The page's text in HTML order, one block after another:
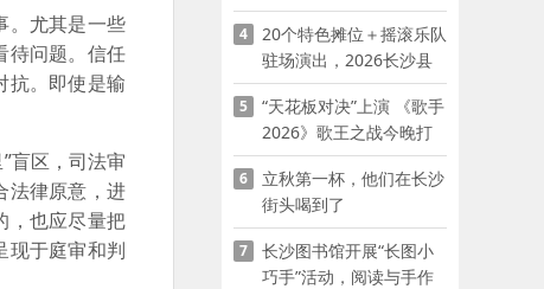
。尤其是一些
待问题。信任
抗。即使是输
盲区，司法审
法律原意，进
，也应尽量把
现于庭审和判
程”
4
20个特色摊位＋摇滚乐队
驻场演出，2026长沙县
夜市嘉年华启幕
5
“天花板对决”上演 《歌手
2026》歌王之战今晚打
响
6
立秋第一杯，他们在长沙
街头喝到了
7
长沙图书馆开展“长图小
巧手”活动，阅读与手作